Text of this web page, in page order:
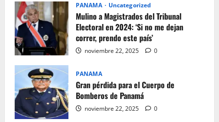
PANAMA Uncategorized
Mulino a Magistrados del Tribunal
Electoral en 2024: ‘Si no me dejan
correr, prendo este país’
noviembre 22, 2025 0
PANAMA
Gran pérdida para el Cuerpo de
Bomberos de Panamá
noviembre 22, 2025 0